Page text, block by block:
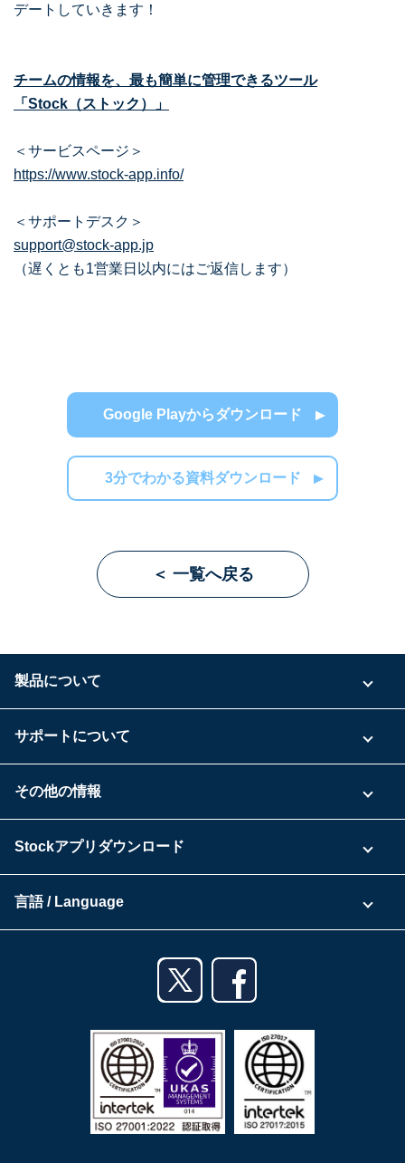
デートしていきます！
チームの情報を、最も簡単に管理できるツール
「Stock（ストック）」
＜サービスページ＞
https://www.stock-app.info/
＜サポートデスク＞
support@stock-app.jp
（遅くとも1営業日以内にはご返信します）
Google Playからダウンロード
3分でわかる資料ダウンロード
＜ 一覧へ戻る
製品について
具体的な活用事例
セキュリティ
資料ダウンロード
サポートについて
よくある質問
その他の情報
Stock公式ブログ
プライバシーポリシー
Stockアプリダウンロード
iPhoneアプリ
Androidタブレットアプリ
言語 / Language